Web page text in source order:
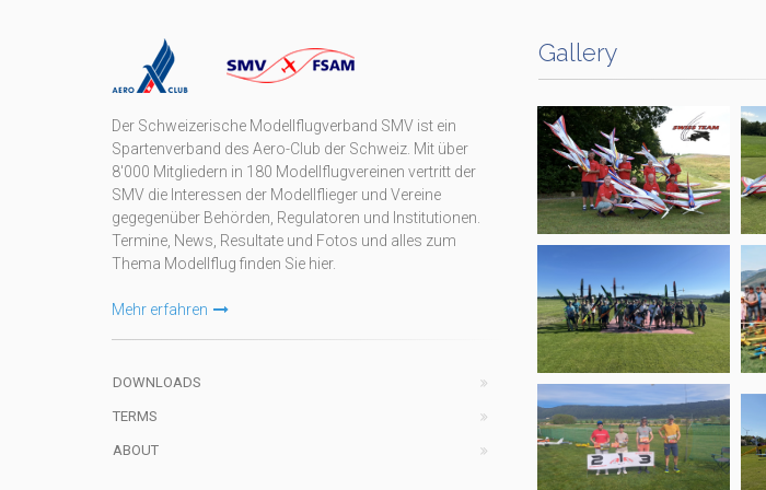
Der Schweizerische Modellflugverband SMV ist ein
Spartenverband des Aero-Club der Schweiz. Mit über
8'000 Mitgliedern in 180 Modellflugvereinen vertritt der
SMV die Interessen der Modellflieger und Vereine
gegegenüber Behörden, Regulatoren und Institutionen.
Termine, News, Resultate und Fotos und alles zum
Thema Modellflug finden Sie hier.
Mehr erfahren
DOWNLOADS
TERMS
ABOUT
Gallery